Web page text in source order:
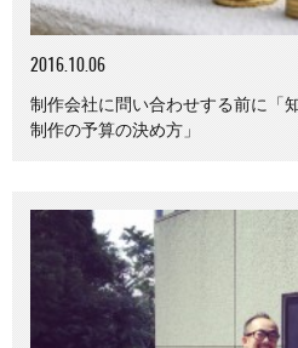
2016.10.06
制作会社に問い合わせする前に「
制作の予算の決め方」